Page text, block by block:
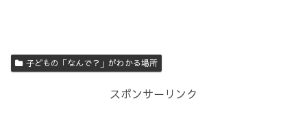
子どもの「なんで？」がわかる場所
スポンサーリンク